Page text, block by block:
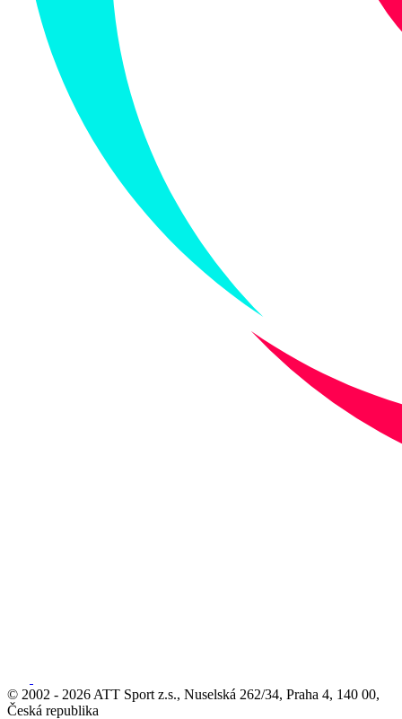
© 2002 - 2026 ATT Sport z.s., Nuselská 262/34, Praha 4, 140 00,
Česká republika